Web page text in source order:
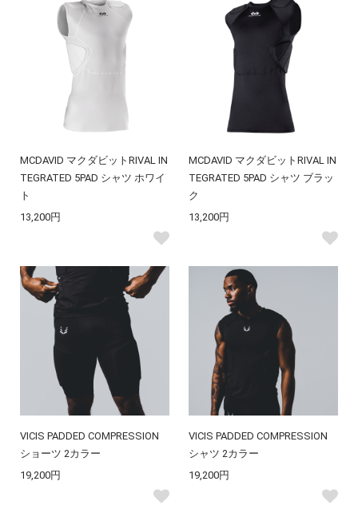
MCDAVID マクダビットRIVAL IN
TEGRATED 5PAD シャツ ホワイ
ト
13,200円
MCDAVID マクダビットRIVAL IN
TEGRATED 5PAD シャツ ブラッ
ク
13,200円
VICIS PADDED COMPRESSION
ショーツ 2カラー
19,200円
VICIS PADDED COMPRESSION
シャツ 2カラー
19,200円